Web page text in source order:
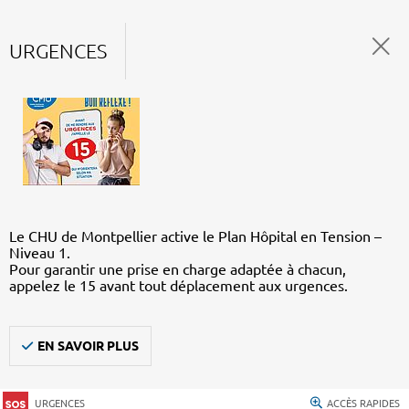
URGENCES
Le CHU de Montpellier active le Plan Hôpital en Tension –
Niveau 1.
Pour garantir une prise en charge adaptée à chacun,
appelez le 15 avant tout déplacement aux urgences.
EN SAVOIR PLUS
URGENCES ACCÈS RAPIDES